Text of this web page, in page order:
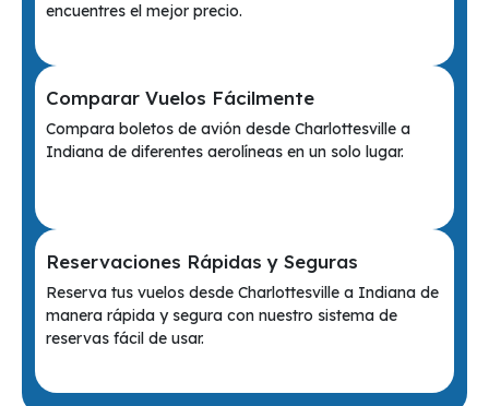
encuentres el mejor precio.
Comparar Vuelos Fácilmente
Compara boletos de avión desde Charlottesville a
Indiana de diferentes aerolíneas en un solo lugar.
Reservaciones Rápidas y Seguras
Reserva tus vuelos desde Charlottesville a Indiana de
manera rápida y segura con nuestro sistema de
reservas fácil de usar.